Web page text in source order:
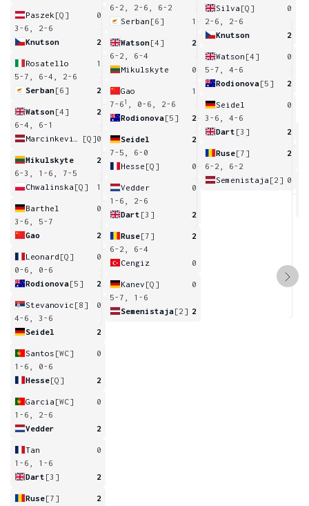
Paszek [Q]
0
3-6, 2-6
Knutson
2
Rosatello
1
5-7, 6-4, 2-6
Serban[6] 2
Watson[4]
2
6-4, 6-1
[Q]0
Mikulskyte
2
6-3, 1-6, 7-5
Chwalinska [Q] 1
Barthel
0
3-6, 5-7
Gao
2
Leonard [Q]
0
0-6, 0-6
Rodionova[5] 2
Stevanovic [8]
0
4-6, 3-6
Seidel
2
Santos [WC]
0
1-6, 0-6
Hesse[Q] 2
Garcia [WC]
0
1-6, 2-6
Vedder
2
Tan
0
1-6, 1-6
Dart [3] 2
Ruse[7]
2
6-2, 2-6, 6-2
Serban [6] 1
Watson[4]
2
6-2, 6-4
Mikulskyte
0
Gao
1
7-6 1
, 0-6, 2-6
Rodionova[5] 2
Seidel
2
7-5, 6-0
Hesse [Q] 0
Vedder
0
1-6, 2-6
Dart [3] 2
Ruse[7]
2
6-2, 6-4
Cengiz
0
Kanev [Q]
0
5-7, 1-6
Semenistaja[2] 2
Silva [Q]
0
2-6, 2-6
Knutson
2
Watson [4]
0
5-7, 4-6
Rodionova[5] 2
Seidel
0
3-6, 4-6
Dart [3] 2
Ruse[7]
2
6-2, 6-2
Semenistaja [2] 0